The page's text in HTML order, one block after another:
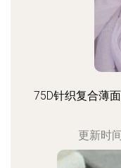
75D针织复合薄
更新时